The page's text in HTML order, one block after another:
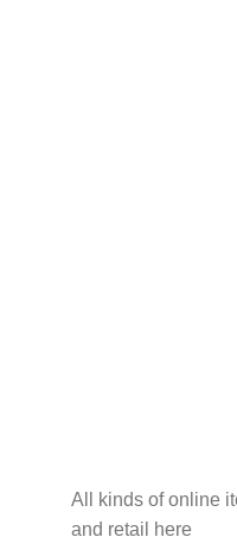
All kinds of online
and retail here